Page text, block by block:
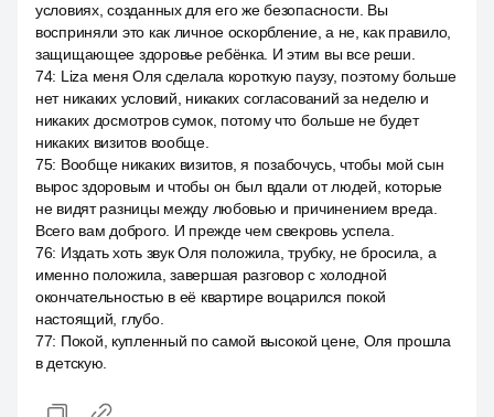
условиях, созданных для его же безопасности. Вы
восприняли это как личное оскорбление, а не, как правило,
защищающее здоровье ребёнка. И этим вы все реши.
74: Liza меня Оля сделала короткую паузу, поэтому больше
нет никаких условий, никаких согласований за неделю и
никаких досмотров сумок, потому что больше не будет
никаких визитов вообще.
75: Вообще никаких визитов, я позабочусь, чтобы мой сын
вырос здоровым и чтобы он был вдали от людей, которые
не видят разницы между любовью и причинением вреда.
Всего вам доброго. И прежде чем свекровь успела.
76: Издать хоть звук Оля положила, трубку, не бросила, а
именно положила, завершая разговор с холодной
окончательностью в её квартире воцарился покой
настоящий, глубо.
77: Покой, купленный по самой высокой цене, Оля прошла
в детскую.